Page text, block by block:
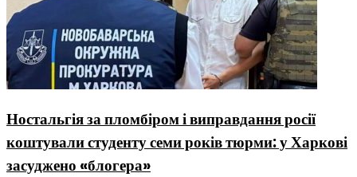
Ностальгія за пломбіром і виправдання росії
коштували студенту семи років тюрми: у Харкові
засуджено «блогера»